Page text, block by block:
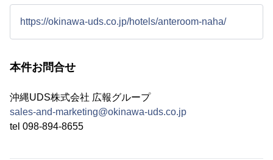
https://okinawa-uds.co.jp/hotels/anteroom-naha/
本件お問合せ
沖縄UDS株式会社 広報グループ
sales-and-marketing@okinawa-uds.co.jp
tel 098-894-8655